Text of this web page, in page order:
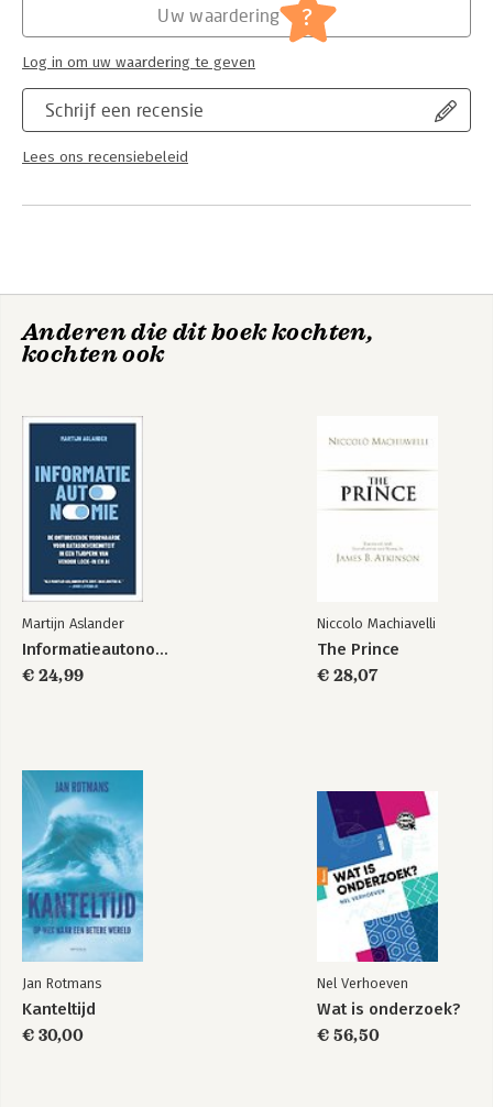
Schrijf een recensie
Lees ons recensiebeleid
Uw waardering ?
Log in om uw waardering te geven
Anderen die dit boek kochten,
kochten ook
Martijn Aslander
Informatieautonomie
€ 24,99
Niccolo Machiavelli
The Prince
€ 28,07
Jan Rotmans
Kanteltijd
€ 30,00
Nel Verhoeven
Wat is onderzoek?
€ 56,50